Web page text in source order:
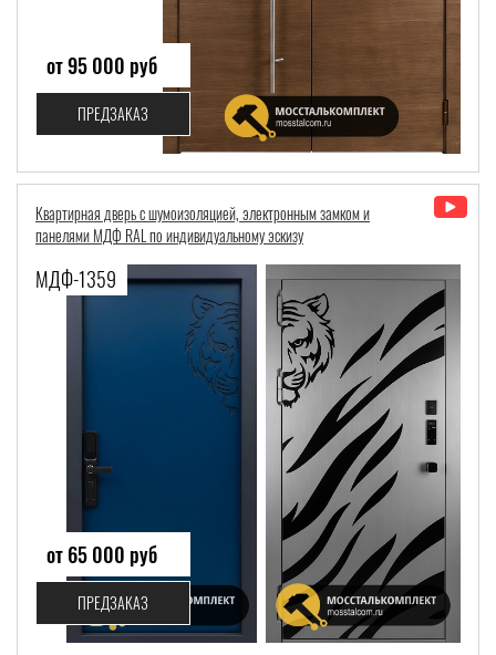
от 95 000 руб
ПРЕДЗАКАЗ
Квартирная дверь с шумоизоляцией, электронным замком и
панелями МДФ RAL по индивидуальному эскизу
МДФ-1359
от 65 000 руб
ПРЕДЗАКАЗ